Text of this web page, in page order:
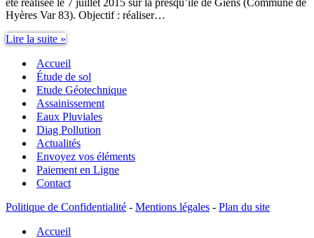
Hyères Var 83). Objectif : réaliser…
Lire la suite »
Sol
Assainissement
Accueil
Étude de sol
Etude Géotechnique
Assainissement
Eaux Pluviales
Diag Pollution
Actualités
Envoyez vos éléments
Paiement en Ligne
Contact
Politique de Confidentialité - Mentions légales - Plan du site
Accueil